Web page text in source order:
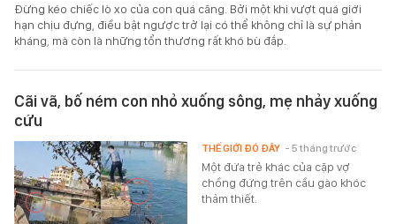
Đừng kéo chiếc lò xo của con quá căng. Bởi một khi vượt quá giới
hạn chịu đựng, điều bật ngược trở lại có thể không chỉ là sự phản
kháng, mà còn là những tổn thương rất khó bù đắp.
Cãi vã, bố ném con nhỏ xuống sông, mẹ nhảy xuống
cứu
Một đứa trẻ khác của cặp vợ
chồng đứng trên cầu gào khóc
thảm thiết.
THẾ GIỚI ĐÓ ĐÂY - 5 tháng trước